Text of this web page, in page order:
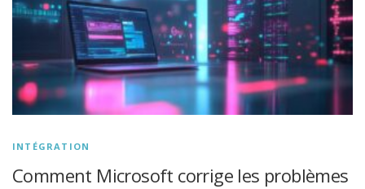
INTÉGRATION
Comment Microsoft corrige les problèmes